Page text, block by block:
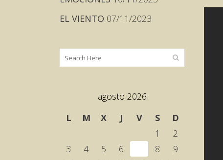
EL VIENTO 07/11/2023
agosto 2026
L
M X J V S
D
1
2
3
4 5 6 8
9